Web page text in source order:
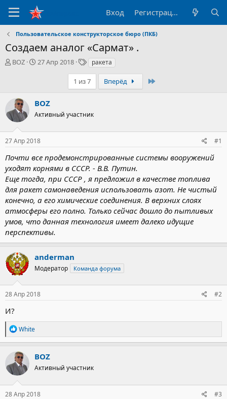
Вход Регистрация
Пользовательское конструкторское бюро (ПКБ)
Создаем аналог «Сармат» .
А
р
т
е
м
ы
BOZ
Д
а
ч
л
а
27 Апр 2018
Т
г
и
ракета
1 из 7 Вперёд
BOZ
Активный участник
27 Апр 2018 #1
Почти все продемонстрированные системы вооружений
уходят корнями в СССР. - В.В. Путин.
Еще тогда, при СССР , я предложил в качестве топлива
для ракет самонаведения использовать азот. Не чистый
конечно, а его химические соединения. В верхних слоях
атмосферы его полно. Только сейчас дошло до пытливых
умов, что данная технология имеет далеко идущие
перспективы.
anderman
Модератор Команда форума
28 Апр 2018 #2
И?
Р
е
а
к
ц
и
и
:
White
BOZ
Активный участник
28 Апр 2018 #3